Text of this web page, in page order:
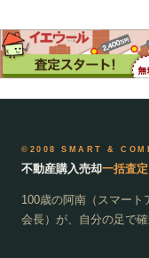
©2008 SMART &
不動産購入売却一括査定
100歳の阿南（スマート
会長）が、自分の足で確